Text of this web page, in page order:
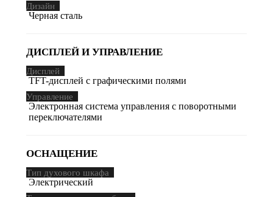
Дизайн
Черная сталь
ДИСПЛЕЙ И УПРАВЛЕНИЕ
Дисплей
TFT-дисплей с графическими полями
Управление
Электронная система управления с поворотными
переключателями
ОСНАЩЕНИЕ
Тип духового шкафа
Электрический